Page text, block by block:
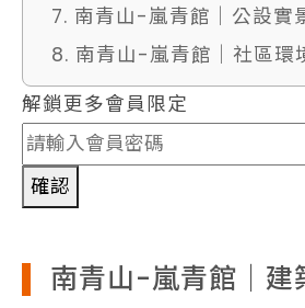
7. 南青山-嵐青館｜公設實
8. 南青山-嵐青館｜社區環
解鎖更多會員限定
確認
南青山-嵐青館｜建